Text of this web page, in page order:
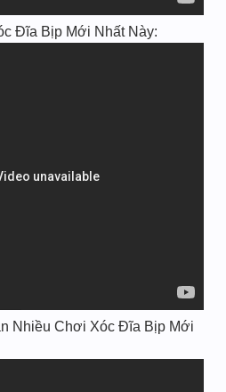
Đĩa Bịp Mới Nhất Này:
Nhiều Chơi Xóc Đĩa Bịp Mới